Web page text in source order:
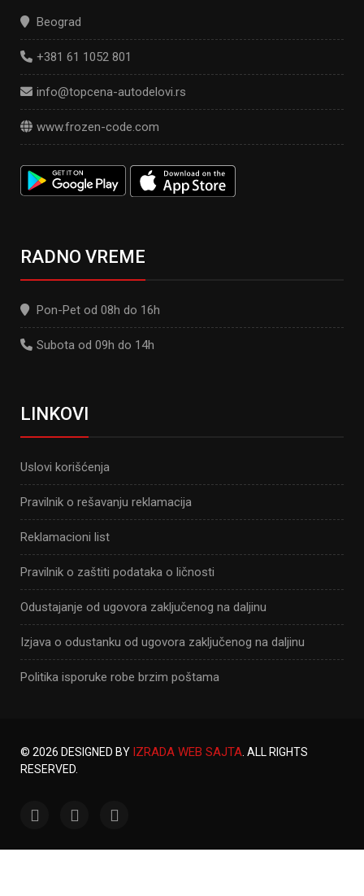
Beograd
+381 61 1052 801
info@topcena-autodelovi.rs
www.frozen-code.com
RADNO VREME
Pon-Pet od 08h do 16h
Subota od 09h do 14h
LINKOVI
Uslovi korišćenja
Pravilnik o rešavanju reklamacija
Reklamacioni list
Pravilnik o zaštiti podataka o ličnosti
Odustajanje od ugovora zaključenog na daljinu
Izjava o odustanku od ugovora zaključenog na daljinu
Politika isporuke robe brzim poštama
© 2026 DESIGNED BY IZRADA WEB SAJTA . ALL RIGHTS
RESERVED.